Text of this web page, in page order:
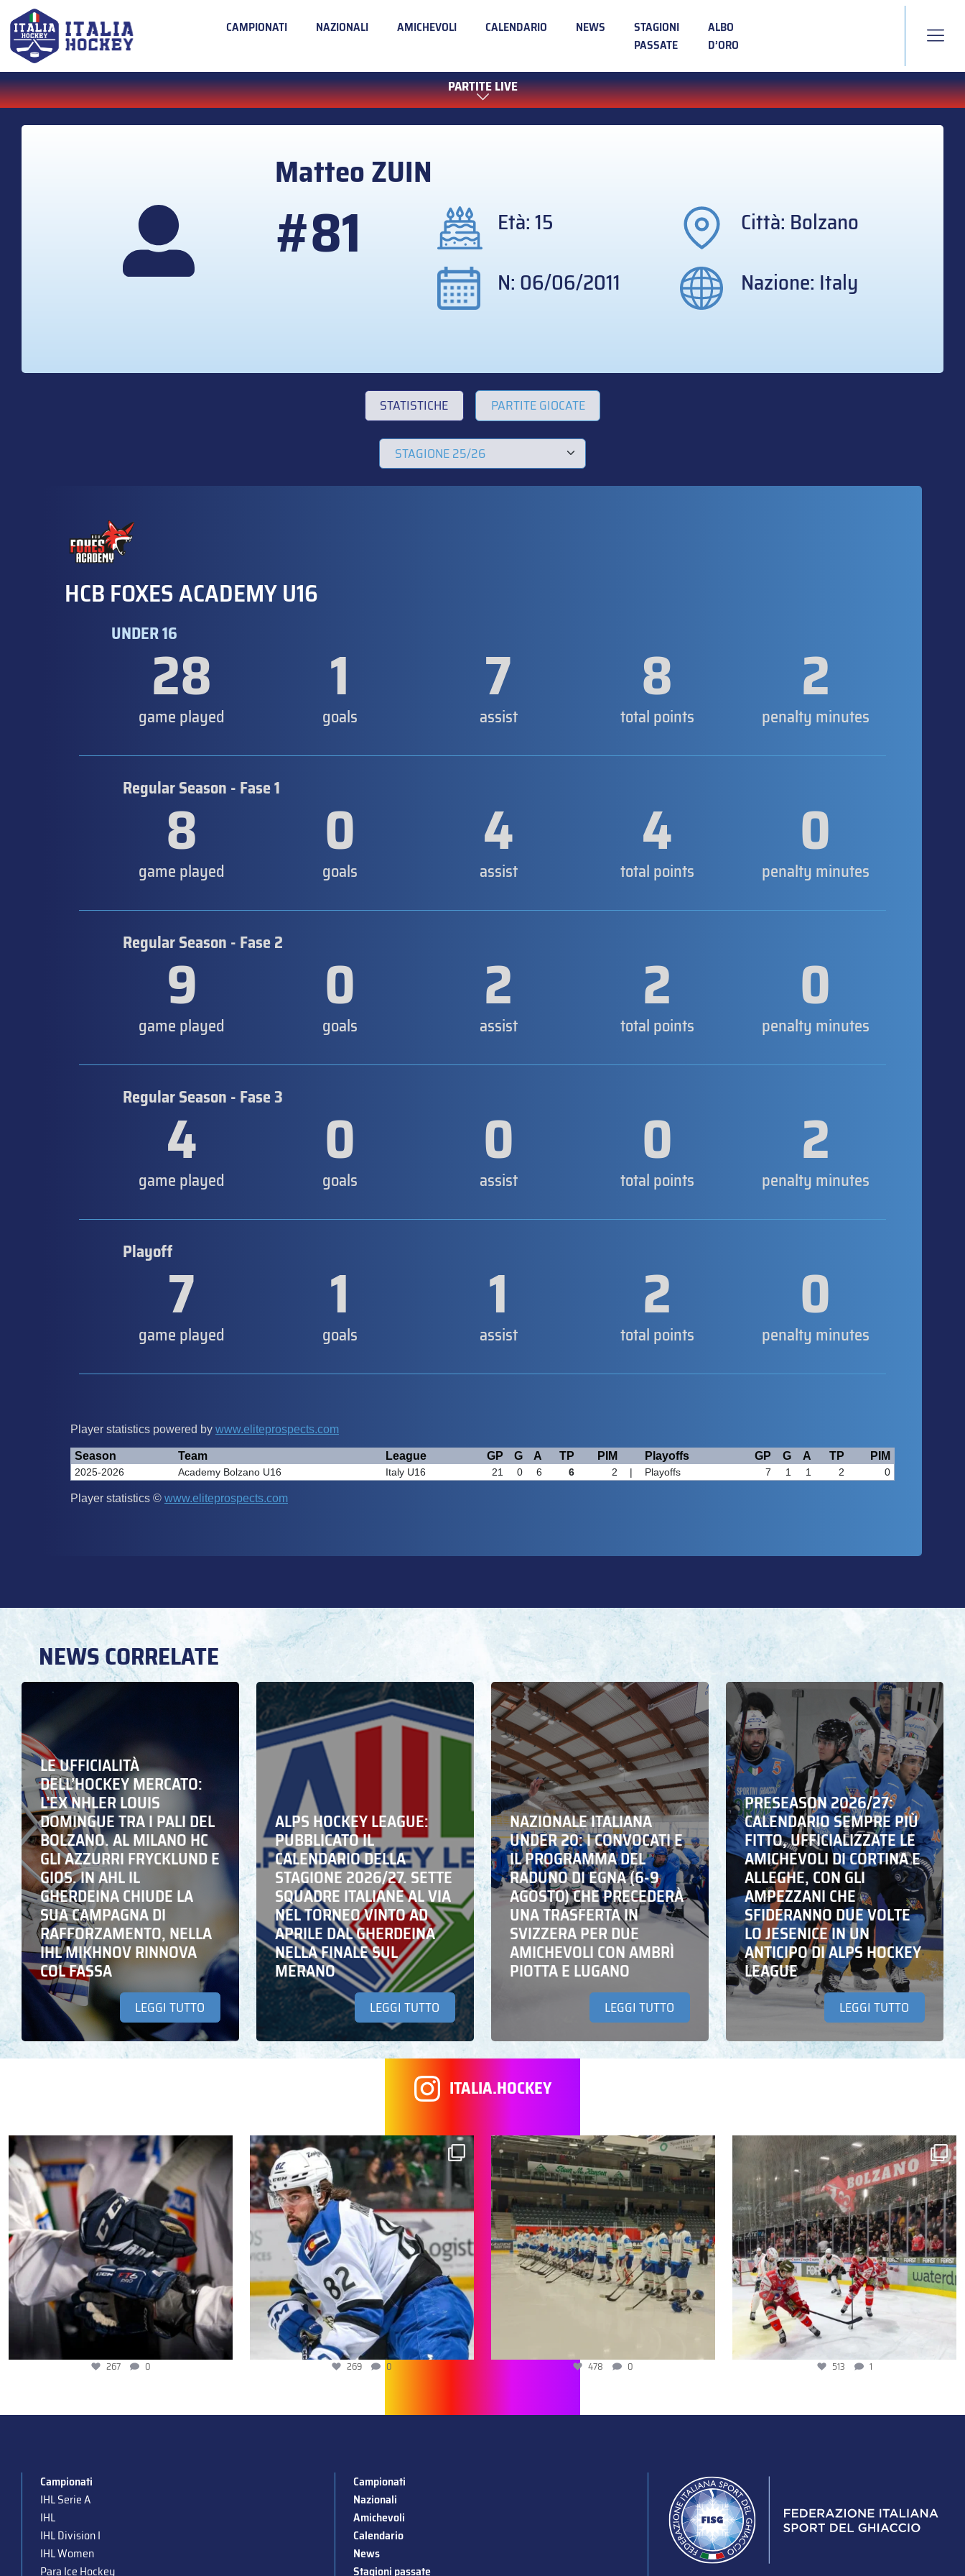
CAMPIONATI NAZIONALI AMICHEVOLI CALENDARIO NEWS
STAGIONI
PASSATE
ALBO
D’ORO
PARTITE LIVE
MatteoZUIN
#81 Età: 15
Città: Bolzano
N: 06/06/2011
Nazione: Italy
STATISTICHE PARTITE GIOCATE
HCB FOXES ACADEMY U16
UNDER 1628
game played 1
goals 7
assist 8
total points 2
penalty minutes
Regular Season - Fase 1
8
game played 0
goals 4
assist 4
total points 0
penalty minutes
Regular Season - Fase 2
9
game played 0
goals 2
assist 2
total points 0
penalty minutes
Regular Season - Fase 3
4
game played 0
goals 0
assist 0
total points 2
penalty minutes
Playoff7
game played 1
goals 1
assist 2
total points 0
penalty minutes
NEWS CORRELATE
LE UFFICIALITÀ
DELL’HOCKEY MERCATO:
L’EX NHLER LOUIS
DOMINGUE TRA I PALI DEL
BOLZANO. AL MILANO HC
GLI AZZURRI FRYCKLUND E
GIOS. IN AHL IL
GHERDEINA CHIUDE LA
SUA CAMPAGNA DI
RAFFORZAMENTO, NELLA
IHL MIKHNOV RINNOVA
COL FASSA
LEGGI TUTTO
ALPS HOCKEY LEAGUE:
PUBBLICATO IL
CALENDARIO DELLA
STAGIONE 2026/27. SETTE
SQUADRE ITALIANE AL VIA
NEL TORNEO VINTO AD
APRILE DAL GHERDEINA
NELLA FINALE SUL
MERANO
LEGGI TUTTO
NAZIONALE ITALIANA
UNDER 20: I CONVOCATI E
IL PROGRAMMA DEL
RADUNO DI EGNA (6-9
AGOSTO) CHE PRECEDERÀ
UNA TRASFERTA IN
SVIZZERA PER DUE
AMICHEVOLI CON AMBRÌ
PIOTTA E LUGANO
LEGGI TUTTO
PRESEASON 2026/27:
CALENDARIO SEMPRE PIÙ
FITTO, UFFICIALIZZATE LE
AMICHEVOLI DI CORTINA E
ALLEGHE, CON GLI
AMPEZZANI CHE
SFIDERANNO DUE VOLTE
LO JESENICE IN UN
ANTICIPO DI ALPS HOCKEY
LEAGUE
LEGGI TUTTO
ITALIA.HOCKEY
267 0 269 0 478 0 513 1
Campionati
IHL Serie A
IHL
IHL Division I
IHL Women
Para Ice Hockey
Campionati
Nazionali
Amichevoli
Calendario
News
Stagioni passate